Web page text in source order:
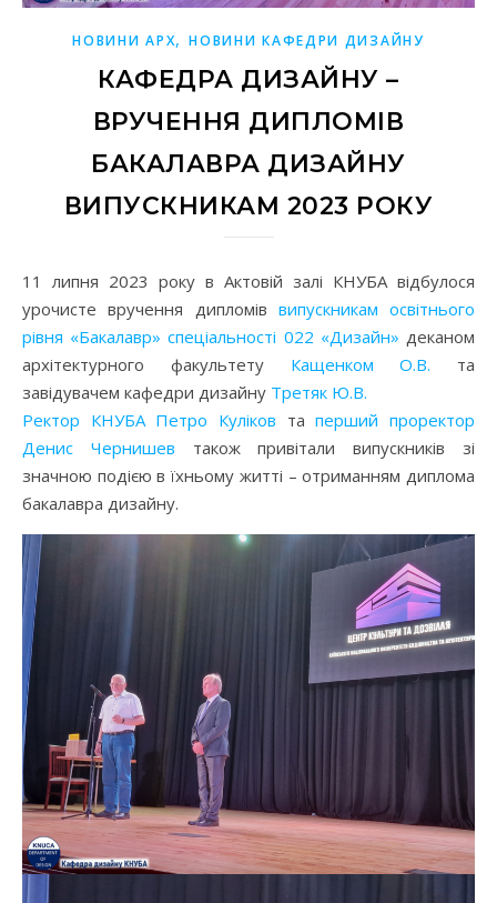
НОВИНИ АРХ,НОВИНИ КАФЕДРИ ДИЗАЙНУ
КАФЕДРА ДИЗАЙНУ –
ВРУЧЕННЯ ДИПЛОМІВ
БАКАЛАВРА ДИЗАЙНУ
ВИПУСКНИКАМ 2023 РОКУ
11 липня 2023 року в Актовій залі КНУБА відбулося
урочисте вручення дипломів випускникам освітнього
рівня «Бакалавр» спеціальності 022 «Дизайн» деканом
архітектурного факультету Кащенком О.В. та
завідувачем кафедри дизайну Третяк Ю.В.
Ректор КНУБА Петро Куліков таперший проректор
Денис Чернишев також привітали випускників зі
значною подією в їхньому житті – отриманням диплома
бакалавра дизайну.